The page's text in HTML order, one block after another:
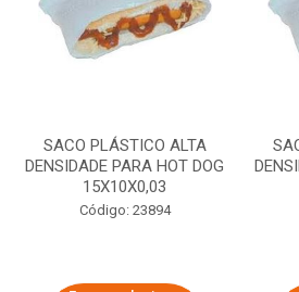
SACO PLÁSTICO ALTA
DENSIDADE PARA HOT DOG
15X10X0,03
Código: 23894